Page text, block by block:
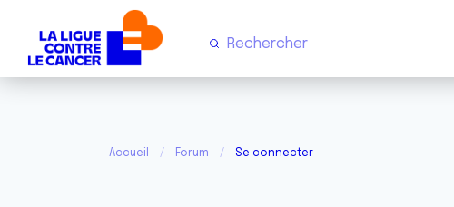
Accueil Forum Se connecter